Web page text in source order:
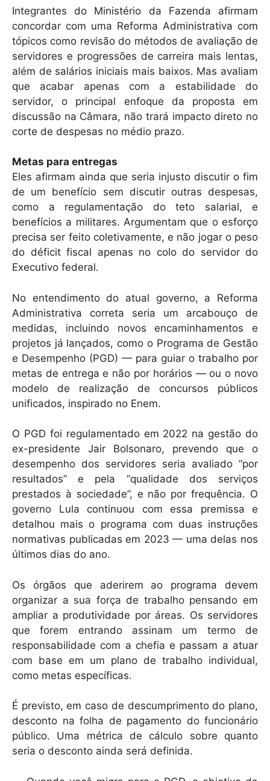
Integrantes do Ministério da Fazenda afirmam
concordar com uma Reforma Administrativa com
tópicos como revisão do métodos de avaliação de
servidores e progressões de carreira mais lentas,
além de salários iniciais mais baixos. Mas avaliam
que acabar apenas com a estabilidade do
servidor, o principal enfoque da proposta em
discussão na Câmara, não trará impacto direto no
corte de despesas no médio prazo.
Metas para entregas
Eles afirmam ainda que seria injusto discutir o fim
de um benefício sem discutir outras despesas,
como a regulamentação do teto salarial, e
benefícios a militares. Argumentam que o esforço
precisa ser feito coletivamente, e não jogar o peso
do déficit fiscal apenas no colo do servidor do
Executivo federal.
No entendimento do atual governo, a Reforma
Administrativa correta seria um arcabouço de
medidas, incluindo novos encaminhamentos e
projetos já lançados, como o Programa de Gestão
e Desempenho (PGD) — para guiar o trabalho por
metas de entrega e não por horários — ou o novo
modelo de realização de concursos públicos
unificados, inspirado no Enem.
O PGD foi regulamentado em 2022 na gestão do
ex-presidente Jair Bolsonaro, prevendo que o
desempenho dos servidores seria avaliado “por
resultados” e pela “qualidade dos serviços
prestados à sociedade”, e não por frequência. O
governo Lula continuou com essa premissa e
detalhou mais o programa com duas instruções
normativas publicadas em 2023 — uma delas nos
últimos dias do ano.
Os órgãos que aderirem ao programa devem
organizar a sua força de trabalho pensando em
ampliar a produtividade por áreas. Os servidores
que forem entrando assinam um termo de
responsabilidade com a chefia e passam a atuar
com base em um plano de trabalho individual,
como metas específicas.
É previsto, em caso de descumprimento do plano,
desconto na folha de pagamento do funcionário
público. Uma métrica de cálculo sobre quanto
seria o desconto ainda será definida.